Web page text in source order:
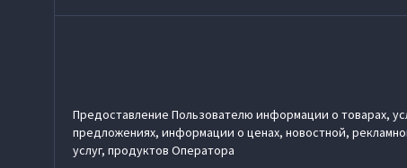
Предоставление Пользователю информации о товарах,
предложениях, информации о ценах, новостной,
услуг, продуктов Оператора